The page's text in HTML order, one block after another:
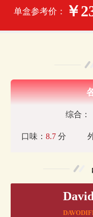
单盒参考价： ￥
综合：
口味： 8.7分